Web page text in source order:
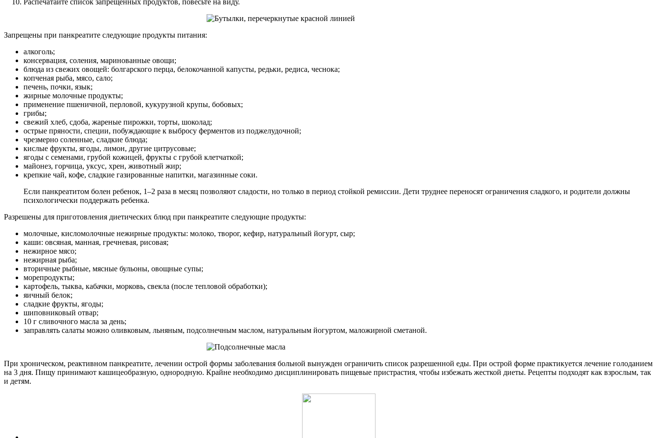
Запрещены при панкреатите следующие продукты питания:
алкоголь;
консервация, соления, маринованные овощи;
блюда из свежих овощей: болгарского перца, белокочанной капусты, редьки, редиса, чеснока;
копченая рыба, мясо, сало;
печень, почки, язык;
жирные молочные продукты;
применение пшеничной, перловой, кукурузной крупы, бобовых;
грибы;
свежий хлеб, сдоба, жареные пирожки, торты, шоколад;
острые пряности, специи, побуждающие к выбросу ферментов из поджелудочной;
чрезмерно соленные, сладкие блюда;
кислые фрукты, ягоды, лимон, другие цитрусовые;
ягоды с семенами, грубой кожицей, фрукты с грубой клетчаткой;
майонез, горчица, уксус, хрен, животный жир;
крепкие чай, кофе, сладкие газированные напитки, магазинные соки.
Если панкреатитом болен ребенок, 1–2 раза в месяц позволяют сладости, но только в период стойкой ремиссии. Дети труднее переносят ограничения сладкого, и родители должны
психологически поддержать ребенка.
Разрешены для приготовления диетических блюд при панкреатите следующие продукты:
молочные, кисломолочные нежирные продукты: молоко, творог, кефир, натуральный йогурт, сыр;
каши: овсяная, манная, гречневая, рисовая;
нежирное мясо;
нежирная рыба;
вторичные рыбные, мясные бульоны, овощные супы;
морепродукты;
картофель, тыква, кабачки, морковь, свекла (после тепловой обработки);
яичный белок;
сладкие фрукты, ягоды;
шиповниковый отвар;
10 г сливочного масла за день;
заправлять салаты можно оливковым, льняным, подсолнечным маслом, натуральным йогуртом, маложирной сметаной.
При хроническом, реактивном панкреатите, лечении острой формы заболевания больной вынужден ограничить список разрешенной еды. При острой форме практикуется лечение голоданием
на 3 дня. Пищу принимают кашицеобразную, однородную. Крайне необходимо дисциплинировать пищевые пристрастия, чтобы избежать жесткой диеты. Рецепты подходят как взрослым, так
и детям.